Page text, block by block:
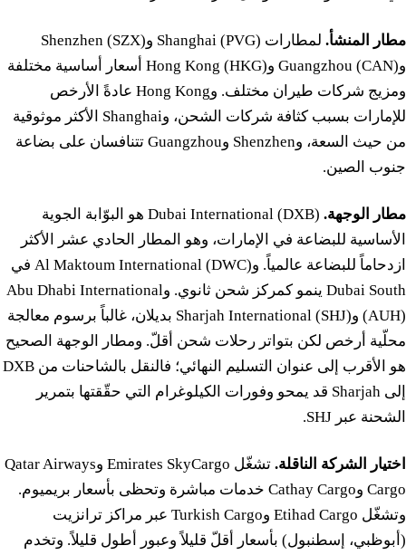
مطار المنشأ.
لمطارات Shanghai (PVG) وShenzhen (SZX)
وGuangzhou (CAN) وHong Kong (HKG) أسعار أساسية مختلفة
ومزيج شركات طيران مختلف. وHong Kong عادةً الأرخص
للإمارات بسبب كثافة شركات الشحن، وShanghai الأكثر موثوقية
من حيث السعة، وShenzhen وGuangzhou تتنافسان على بضاعة
جنوب الصين.
مطار الوجهة.
Dubai International (DXB) هو البوّابة الجوية
الأساسية للبضاعة في الإمارات، وهو المطار الحادي عشر الأكثر
ازدحاماً للبضاعة عالمياً. وAl Maktoum International (DWC) في
Dubai South ينمو كمركز شحن ثانوي. وAbu Dhabi International
(AUH) وSharjah International (SHJ) بديلان، غالباً برسوم معالجة
محلّية أرخص لكن بتواتر رحلات شحن أقلّ. ومطار الوجهة الصحيح
هو الأقرب إلى عنوان التسليم النهائي؛ فالنقل بالشاحنات من DXB
إلى Sharjah قد يمحو وفورات الكيلوغرام التي حقّقتها بتمرير
الشحنة عبر SHJ.
اختيار الشركة الناقلة.
تشغّل Emirates SkyCargo وQatar Airways
Cargo وCathay Cargo خدمات مباشرة وتحظى بأسعار بريميوم.
وتشغّل Etihad Cargo وTurkish Cargo عبر مراكز ترانزيت
(أبوظبي، إسطنبول) بأسعار أقلّ قليلاً وعبور أطول قليلاً. وتخدم